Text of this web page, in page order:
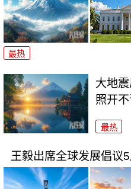
最热
大地
照开
最热
王毅出席全球发展倡议